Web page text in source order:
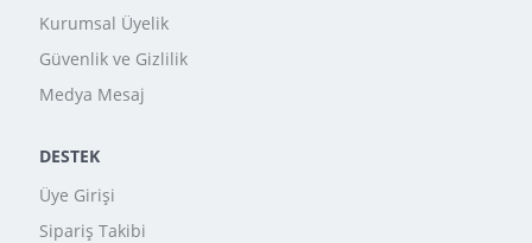
Kurumsal Üyelik
Güvenlik ve Gizlilik
Medya Mesaj
DESTEK
Üye Girişi
Sipariş Takibi